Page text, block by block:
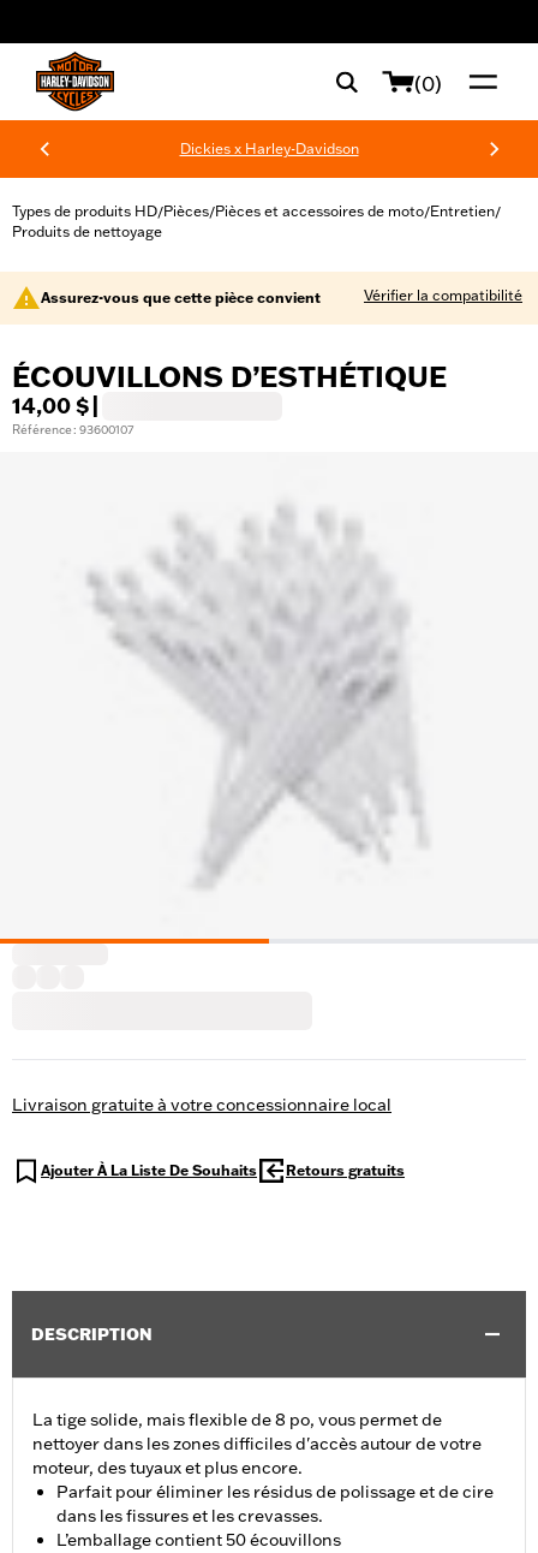
(0)
Dickies x Harley-Davidson
Types de produits HD/Pièces/Pièces et accessoires de moto/Entretien/
Produits de nettoyage
Assurez-vous que cette pièce convient Vérifier la compatibilité
ÉCOUVILLONS D’ESTHÉTIQUE
14,00 $
Référence : 93600107
Livraison gratuite à votre concessionnaire local
Ajouter À La Liste De Souhaits Retours gratuits
DESCRIPTION
La tige solide, mais flexible de 8 po, vous permet de
nettoyer dans les zones difficiles d'accès autour de votre
moteur, des tuyaux et plus encore.
Parfait pour éliminer les résidus de polissage et de cire
dans les fissures et les crevasses.
L’emballage contient 50 écouvillons